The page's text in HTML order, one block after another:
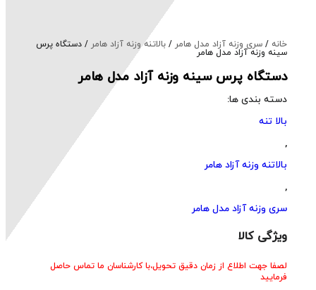
خانه / سری وزنه آزاد مدل هامر / بالاتنه وزنه آزاد هامر / دستگاه پرس
سینه وزنه آزاد مدل هامر
دستگاه پرس سینه وزنه آزاد مدل هامر
دسته بندی ها:
بالا تنه
,
بالاتنه وزنه آزاد هامر
,
سری وزنه آزاد مدل هامر
ویژگی کالا
لصفا جهت اطلاع از زمان دقیق تحویل،با کارشناسان ما تماس حاصل
فرمایید